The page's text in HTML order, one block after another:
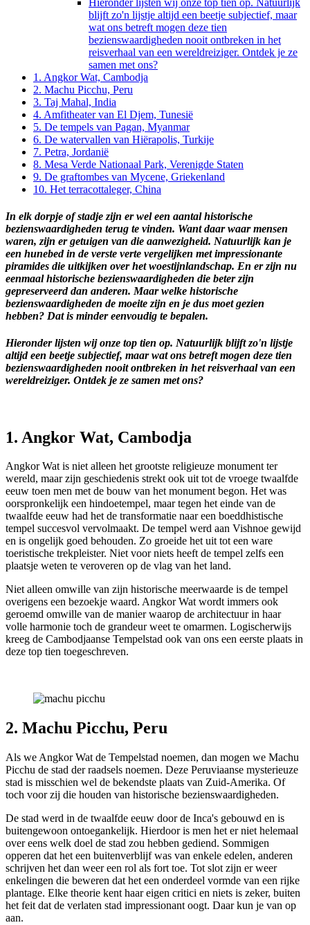
blijft zo'n lijstje altijd een beetje subjectief, maar
wat ons betreft mogen deze tien
bezienswaardigheden nooit ontbreken in het
reisverhaal van een wereldreiziger. Ontdek je ze
samen met ons?
1. Angkor Wat, Cambodja
2. Machu Picchu, Peru
3. Taj Mahal, India
4. Amfitheater van El Djem, Tunesië
5. De tempels van Pagan, Myanmar
6. De watervallen van Hiërapolis, Turkije
7. Petra, Jordanië
8. Mesa Verde Nationaal Park, Verenigde Staten
9. De graftombes van Mycene, Griekenland
10. Het terracottaleger, China
In elk dorpje of stadje zijn er wel een aantal historische
bezienswaardigheden terug te vinden. Want daar waar mensen
waren, zijn er getuigen van die aanwezigheid. Natuurlijk kan je
een hunebed in de verste verte vergelijken met impressionante
piramides die uitkijken over het woestijnlandschap. En er zijn nu
eenmaal historische bezienswaardigheden die beter zijn
gepreserveerd dan anderen. Maar welke historische
bezienswaardigheden de moeite zijn en je dus moet gezien
hebben? Dat is minder eenvoudig te bepalen.
Hieronder lijsten wij onze top tien op. Natuurlijk blijft zo'n lijstje
altijd een beetje subjectief, maar wat ons betreft mogen deze tien
bezienswaardigheden nooit ontbreken in het reisverhaal van een
wereldreiziger. Ontdek je ze samen met ons?
1. Angkor Wat, Cambodja
Angkor Wat is niet alleen het grootste religieuze monument ter
wereld, maar zijn geschiedenis strekt ook uit tot de vroege twaalfde
eeuw toen men met de bouw van het monument begon. Het was
oorspronkelijk een hindoetempel, maar tegen het einde van de
twaalfde eeuw had het de transformatie naar een boeddhistische
tempel succesvol vervolmaakt. De tempel werd aan Vishnoe gewijd
en is ongelijk goed behouden. Zo groeide het uit tot een ware
toeristische trekpleister. Niet voor niets heeft de tempel zelfs een
plaatsje weten te veroveren op de vlag van het land.
Niet alleen omwille van zijn historische meerwaarde is de tempel
overigens een bezoekje waard. Angkor Wat wordt immers ook
geroemd omwille van de manier waarop de architectuur in haar
volle harmonie toch de grandeur weet te omarmen. Logischerwijs
kreeg de Cambodjaanse Tempelstad ook van ons een eerste plaats in
deze top tien toegeschreven.
2. Machu Picchu, Peru
Als we Angkor Wat de Tempelstad noemen, dan mogen we Machu
Picchu de stad der raadsels noemen. Deze Peruviaanse mysterieuze
stad is misschien wel de bekendste plaats van Zuid-Amerika. Of
toch voor zij die houden van historische bezienswaardigheden.
De stad werd in de twaalfde eeuw door de Inca's gebouwd en is
buitengewoon ontoegankelijk. Hierdoor is men het er niet helemaal
over eens welk doel de stad zou hebben gediend. Sommigen
opperen dat het een buitenverblijf was van enkele edelen, anderen
schrijven het dan weer een rol als fort toe. Tot slot zijn er weer
enkelingen die beweren dat het een onderdeel vormde van een rijke
plantage. Elke theorie kent haar eigen critici en niets is zeker, buiten
het feit dat de verlaten stad impressionant oogt. Daar kun je van op
aan.